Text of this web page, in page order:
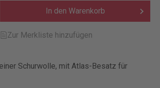
In den Warenkorb
Zur Merkliste hinzufügen
Schurwolle, mit Atlas-Besatz für